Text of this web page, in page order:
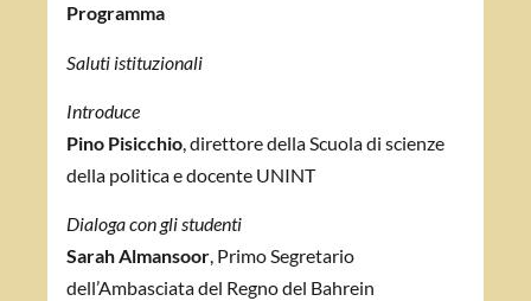
Programma
Saluti istituzionali
Introduce
Pino Pisicchio, direttore della Scuola di scienze
della politica e docente UNINT
Dialoga con gli studenti
Sarah Almansoor, Primo Segretario
dell’Ambasciata del Regno del Bahrein